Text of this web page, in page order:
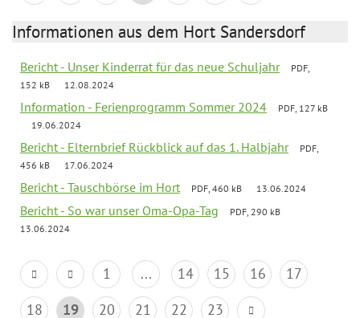
Informationen aus dem Hort Sandersdorf
Bericht - Unser Kinderrat für das neue Schuljahr
PDF,
152 kB
12.08.2024
Information - Ferienprogramm Sommer 2024
PDF, 127 kB
19.06.2024
Bericht - Elternbrief Rückblick auf das 1. Halbjahr
PDF,
456 kB
17.06.2024
Bericht - Tauschbörse im Hort PDF, 460 kB 13.06.2024
Bericht - So war unser Oma-Opa-Tag
PDF, 290 kB
13.06.2024
1 ... 14 15 16
17
18
19 20 21 22 23